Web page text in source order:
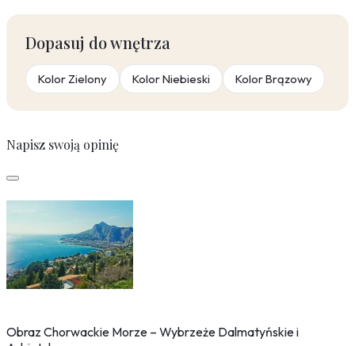
Dopasuj do wnętrza
Kolor Zielony Kolor Niebieski Kolor Brązowy
Napisz swoją opinię
Obraz Chorwackie Morze – Wybrzeże Dalmatyńskie i